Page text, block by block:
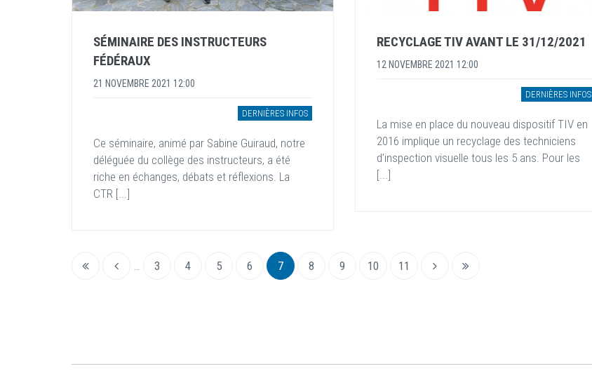
SÉMINAIRE DES INSTRUCTEURS
FÉDÉRAUX
21 NOVEMBRE 2021 12:00
DERNIÈRES INFOS
Ce séminaire, animé par Sabine Guiraud, notre
déléguée du collège des instructeurs, a été
riche en échanges, débats et réflexions. La
CTR [...]
RECYCLAGE TIV AVANT LE 31/12/2021
12 NOVEMBRE 2021 12:00
DERNIÈRES INFOS
La mise en place du nouveau dispositif TIV en
2016 implique un recyclage des techniciens
d’inspection visuelle tous les 5 ans. Pour les
[...]
… 3 4 5 6 7 8 9 10 11